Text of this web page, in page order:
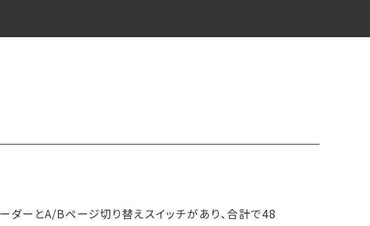
ダーとA/Bページ切り替えスイッチがあり、合計で48